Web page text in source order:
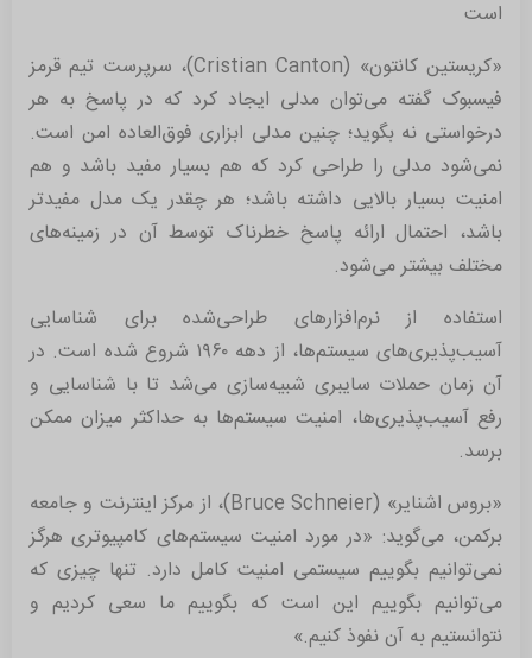
است
«کریستین کانتون» (Cristian Canton)، سرپرست تیم قرمز
فیسبوک گفته می‌توان مدلی ایجاد کرد که در پاسخ به هر
درخواستی نه بگوید؛ چنین مدلی ابزاری فوق‌العاده امن است.
نمی‌شود مدلی را طراحی کرد که هم بسیار مفید باشد و هم
امنیت بسیار بالایی داشته باشد؛ هر چقدر یک مدل مفیدتر
باشد، احتمال ارائه پاسخ خطرناک توسط آن در زمینه‌های
مختلف بیشتر می‌شود.
استفاده از نرم‌افزارهای طراحی‌شده برای شناسایی
آسیب‌پذیری‌های سیستم‌ها، از دهه ۱۹۶۰ شروع شده است. در
آن زمان حملات سایبری شبیه‌سازی می‌شد تا با شناسایی و
رفع آسیب‌پذیری‌ها، امنیت سیستم‌ها به حداکثر میزان ممکن
برسد.
«بروس اشنایر» (Bruce Schneier)، از مرکز اینترنت و جامعه
برکمن، می‌گوید: «در مورد امنیت سیستم‌های کامپیوتری هرگز
نمی‌توانیم بگوییم سیستمی امنیت کامل دارد. تنها چیزی که
می‌توانیم بگوییم این است که بگوییم ما سعی کردیم و
نتوانستیم به آن نفوذ کنیم.»